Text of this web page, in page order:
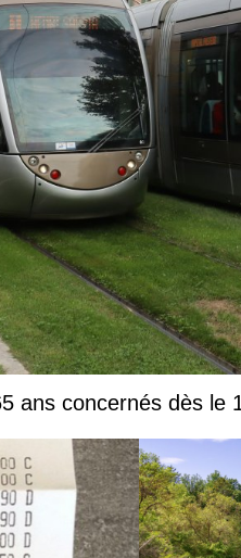
ans concernés dès le